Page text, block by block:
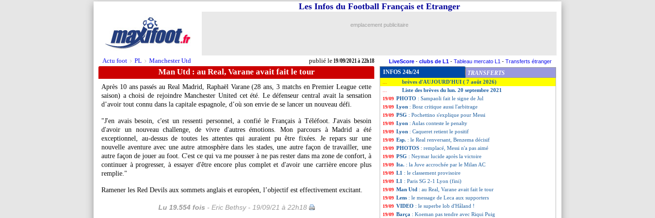
Actu foot > PL > Manchester Utd publié le19/09/2021 à 22h18
Les Infos du Football Français et Etranger
emplacement publicitaire
LiveScore - clubs de L1 - Tableau mercato L1 - Transferts étranger
Man Utd : au Real, Varane avait fait le tour
Après 10 ans passés au Real Madrid, Raphaël Varane (28 ans, 3 matchs en Premier League cette
saison) a choisi de rejoindre Manchester United cet été. Le défenseur central avait la sensation
d’avoir tout connu dans la capitale espagnole, d’où son envie de se lancer un nouveau défi.
"J'en avais besoin, c'est un ressenti personnel, a confié le Français à Téléfoot. J'avais besoin
d'avoir un nouveau challenge, de vivre d'autres émotions. Mon parcours à Madrid a été
exceptionnel, au-dessus de toutes les attentes qui auraient pu être fixées. Je repars sur une
nouvelle aventure avec une autre atmosphère dans les stades, une autre façon de travailler, une
autre façon de jouer au foot. C'est ce qui va me pousser à ne pas rester dans ma zone de confort, à
continuer à progresser, à essayer d'être encore plus complet et d'avoir une carrière encore plus
remplie."
Ramener les Red Devils aux sommets anglais et européen, l’objectif est effectivement excitant.
Lu 19.554 fois - Eric Bethsy - 19/09/21 à 22h18
INFOS 24h/24 TRANSFERTS
brèves d'AUJOURD'HUI ( 7 août 2026)
Liste des brèves du lun. 20 septembre 2021
19/09 PHOTO : Sampaoli fait le signe de Jul
19/09 Lyon : Bosz critique aussi l'arbitrage
19/09 PSG : Pochettino s'explique pour Messi
19/09 Lyon : Aulas conteste le penalty
19/09 Lyon : Caqueret retient le positif
19/09 Esp. : le Real renversant, Benzema décisif
19/09 PHOTOS : remplacé, Messi n'a pas aimé
19/09 PSG : Neymar lucide après la victoire
19/09 Ita. : la Juve accrochée par le Milan AC
19/09 L1 : le classement provisoire
19/09 L1 : Paris SG 2-1 Lyon (fini)
19/09 Man Utd : au Real, Varane avait fait le tour
19/09 Lens : le message de Leca aux supporters
19/09 VIDEO : le superbe lob d'Håland !
19/09 Barça : Koeman pas tendre avec Riqui Puig